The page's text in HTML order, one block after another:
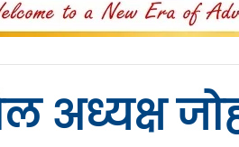
अध्यक्ष